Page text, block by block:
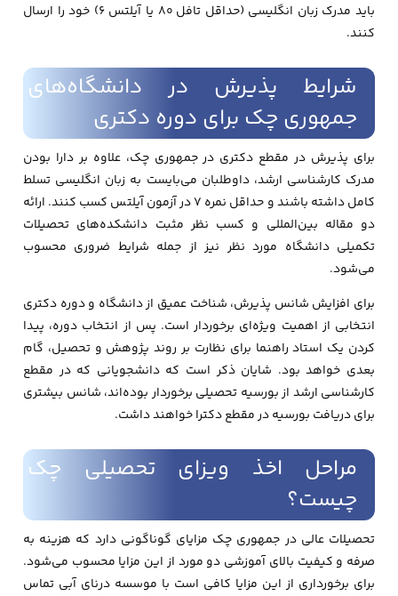
باید مدرک زبان انگلیسی (حداقل تافل 80 یا آیلتس 6) خود را ارسال
کنند.
شرایط پذیرش در دانشگاه‌های
جمهوری چک برای دوره دکتری
برای پذیرش در مقطع دکتری در جمهوری چک، علاوه بر دارا بودن
مدرک کارشناسی ارشد، داوطلبان می‌بایست به زبان انگلیسی تسلط
کامل داشته باشند و حداقل نمره ۷ در آزمون آیلتس کسب کنند. ارائه
دو مقاله بین‌المللی و کسب نظر مثبت دانشکده‌های تحصیلات
تکمیلی دانشگاه مورد نظر نیز از جمله شرایط ضروری محسوب
می‌شود.
برای افزایش شانس پذیرش، شناخت عمیق از دانشگاه و دوره دکتری
انتخابی از اهمیت ویژه‌ای برخوردار است. پس از انتخاب دوره، پیدا
کردن یک استاد راهنما برای نظارت بر روند پژوهش و تحصیل، گام
بعدی خواهد بود. شایان ذکر است که دانشجویانی که در مقطع
کارشناسی ارشد از بورسیه تحصیلی برخوردار بوده‌اند، شانس بیشتری
برای دریافت بورسیه در مقطع دکترا خواهند داشت.
مراحل اخذ ویزای تحصیلی چک
چیست؟
تحصیلات عالی در جمهوری چک مزایای گوناگونی دارد که هزینه به
صرفه و کیفیت بالای آموزشی دو مورد از این مزایا محسوب می‌شود.
برای برخورداری از این مزایا کافی است با موسسه درنای آبی تماس